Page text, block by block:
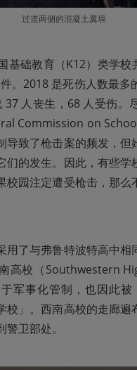
过道两侧的混凝土翼墙
基础教育（K12）类学校
。2018 是死伤人数最多
37 人丧生，68 人受伤。
Commission on
导致了枪击案的频发，但
们的发生。因此，有些学
校园注定遭受枪击，那么
用了与弗鲁特波特高中相
高校（Southwestern
军事化管制，也因此被
校」。西南高校的走廊遍
卫部处。